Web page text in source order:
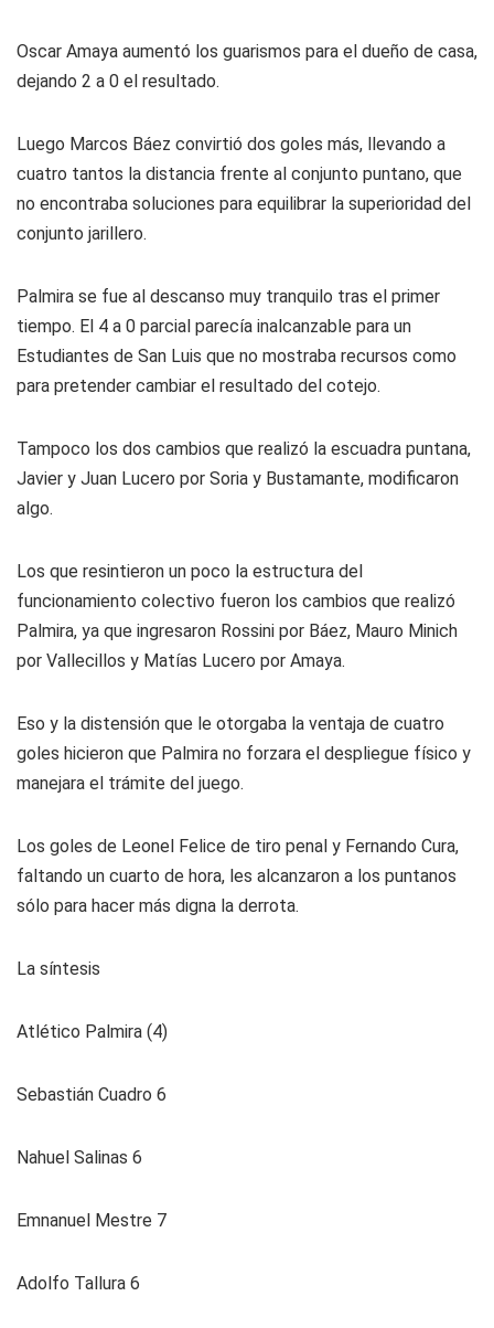
Oscar Amaya aumentó los guarismos para el dueño de casa,
dejando 2 a 0 el resultado.
Luego Marcos Báez convirtió dos goles más, llevando a
cuatro tantos la distancia frente al conjunto puntano, que
no encontraba soluciones para equilibrar la superioridad del
conjunto jarillero.
Palmira se fue al descanso muy tranquilo tras el primer
tiempo. El 4 a 0 parcial parecía inalcanzable para un
Estudiantes de San Luis que no mostraba recursos como
para pretender cambiar el resultado del cotejo.
Tampoco los dos cambios que realizó la escuadra puntana,
Javier y Juan Lucero por Soria y Bustamante, modificaron
algo.
Los que resintieron un poco la estructura del
funcionamiento colectivo fueron los cambios que realizó
Palmira, ya que ingresaron Rossini por Báez, Mauro Minich
por Vallecillos y Matías Lucero por Amaya.
Eso y la distensión que le otorgaba la ventaja de cuatro
goles hicieron que Palmira no forzara el despliegue físico y
manejara el trámite del juego.
Los goles de Leonel Felice de tiro penal y Fernando Cura,
faltando un cuarto de hora, les alcanzaron a los puntanos
sólo para hacer más digna la derrota.
La síntesis
Atlético Palmira (4)
Sebastián Cuadro 6
Nahuel Salinas 6
Emnanuel Mestre 7
Adolfo Tallura 6